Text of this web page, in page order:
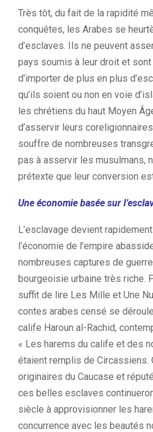
Très tôt, du fait de la rapidité
conquêtes, les Arabes se
d’esclaves. Ils ne peuvent
pays soumis à leur droit et
d’importer de plus en plus
qu’ils soient ou non en voie
les chrétiens du haut Moyen
d’asservir leurs
souffre de nombreuses
pas à asservir les musulmans,
prétexte que leur conversion
Une économie basée sur
L’esclavage devient
l’économie de l’empire
nombreuses captures de guerre
bourgeoisie urbaine très riche.
suffit de lire Les Mille et Une
contes arabes censé se
calife Haroun al-Rachid,
« Les harems du calife et des
étaient remplis de Circassiens.
originaires du Caucase et
ces belles esclaves
siècle à approvisionner les
concurrence avec les beautés